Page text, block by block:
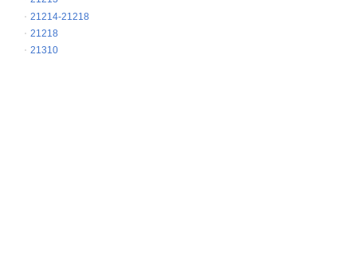
21214-21218
21218
21310